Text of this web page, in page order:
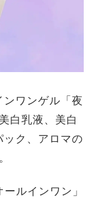
ワンゲル「夜
白乳液、美白
ック、アロマの
ルインワン」